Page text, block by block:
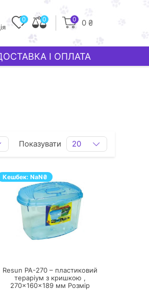
0 0 0 0 ₴
І ОПЛАТА
Показувати 20
Кешбек: NaN₴
Resun PA-270 – пластиковий
тераріум з кришкою ,
270×160×189 мм Розмір